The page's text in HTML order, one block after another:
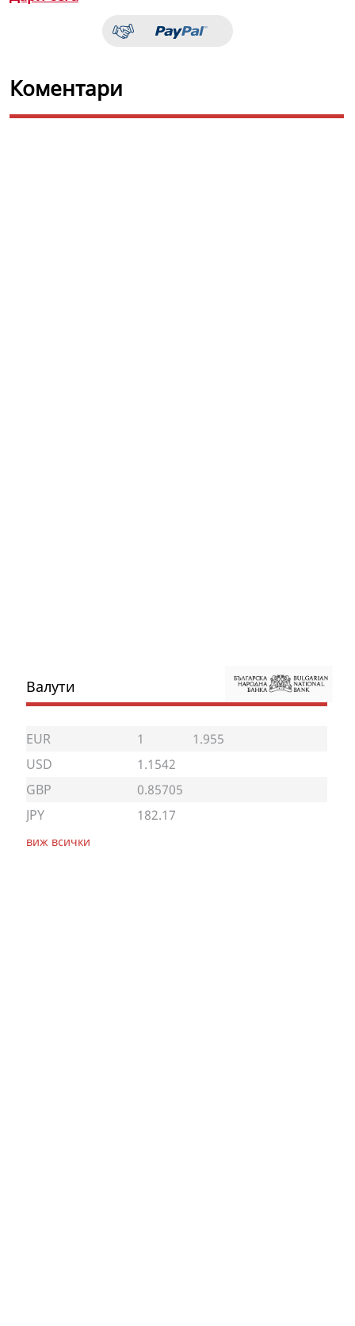
Коментари
Валути
EUR 1
1.955
USD
1.1542
GBP
0.85705
JPY
182.17
виж всички